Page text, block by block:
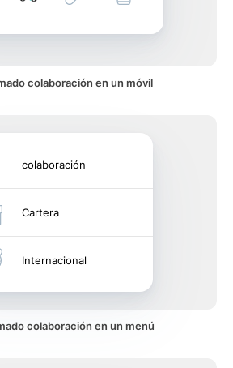
colaboración en un móvil
colaboración
Cartera
Internacional
colaboración en un menú